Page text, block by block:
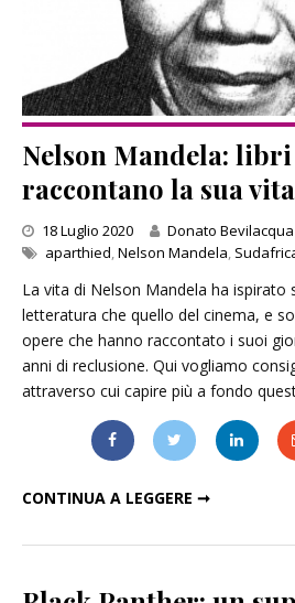
Nelson Mandela:
raccontano la sua vita
18 Luglio 2020 Donato Bevilacqua
aparthied,Nelson Mandela,
La vita di Nelson Mandela ha ispirato
letteratura che quello del cinema, e
opere che hanno raccontato i suoi
anni di reclusione. Qui vogliamo
attraverso cui capire più a fondo
CONTINUA A LEGGERE ➞